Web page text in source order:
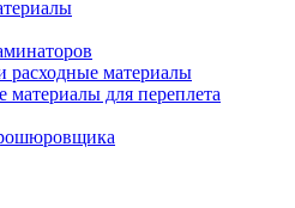
расходные материалы
для переплета